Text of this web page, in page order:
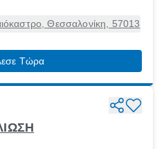
Θεσσαλονίκη, 57013
Τώρα